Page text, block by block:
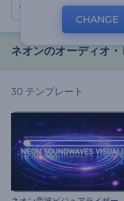
ネオン
ネオンのオーディオ
30 テンプレート
CHANGE